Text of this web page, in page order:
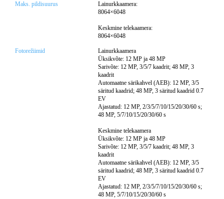
Maks. pildisuurus
Lainurkkaamera:
8064×6048
Keskmine telekaamera:
8064×6048
Fotorežiimid
Lainurkkaamera
Üksikvõte: 12 MP ja 48 MP
Sarivõte: 12 MP, 3/5/7 kaadrit; 48 MP, 3
kaadrit
Automaatne särikahvel (AEB): 12 MP, 3/5
säritud kaadrid; 48 MP, 3 säritud kaadrid 0.7
EV
Ajastatud: 12 MP, 2/3/5/7/10/15/20/30/60 s;
48 MP, 5/7/10/15/20/30/60 s
Keskmine telekaamera
Üksikvõte: 12 MP ja 48 MP
Sarivõte: 12 MP, 3/5/7 kaadrit; 48 MP, 3
kaadrit
Automaatne särikahvel (AEB): 12 MP, 3/5
säritud kaadrid; 48 MP, 3 säritud kaadrid 0.7
EV
Ajastatud: 12 MP, 2/3/5/7/10/15/20/30/60 s;
48 MP, 5/7/10/15/20/30/60 s